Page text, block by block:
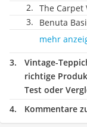
The Carpet
Benuta
mehr
Vintage-
richtige
Test oder
Kommentare